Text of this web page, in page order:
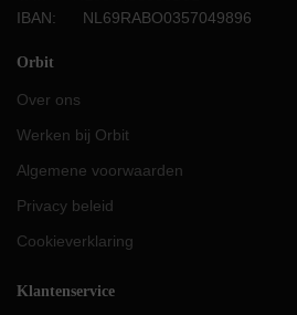
IBAN: NL69RABO0357049896
Orbit
Over ons
Werken bij Orbit
Algemene voorwaarden
Privacy beleid
Cookieverklaring
Klantenservice